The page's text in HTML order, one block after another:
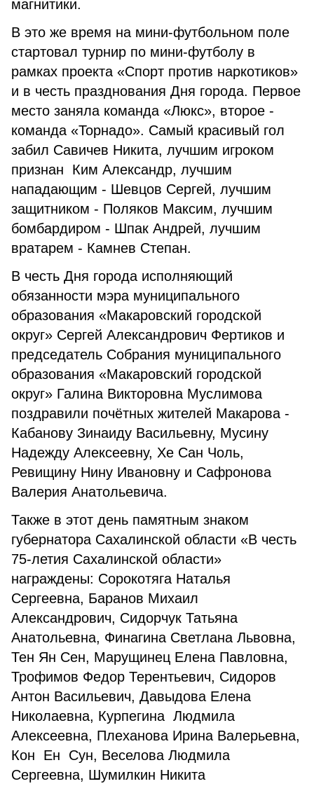
магнитики.
В это же время на мини-футбольном поле
стартовал турнир по мини-футболу в
рамках проекта «Спорт против наркотиков»
и в честь празднования Дня города. Первое
место заняла команда «Люкс», второе -
команда «Торнадо». Самый красивый гол
забил Савичев Никита, лучшим игроком
признан Ким Александр, лучшим
нападающим - Шевцов Сергей, лучшим
защитником - Поляков Максим, лучшим
бомбардиром - Шпак Андрей, лучшим
вратарем - Камнев Степан.
В честь Дня города исполняющий
обязанности мэра муниципального
образования «Макаровский городской
округ» Сергей Александрович Фертиков и
председатель Собрания муниципального
образования «Макаровский городской
округ» Галина Викторовна Муслимова
поздравили почётных жителей Макарова -
Кабанову Зинаиду Васильевну, Мусину
Надежду Алексеевну, Хе Сан Чоль,
Ревищину Нину Ивановну и Сафронова
Валерия Анатольевича.
Также в этот день памятным знаком
губернатора Сахалинской области «В честь
75-летия Сахалинской области»
награждены: Сорокотяга Наталья
Сергеевна, Баранов Михаил
Александрович, Сидорчук Татьяна
Анатольевна, Финагина Светлана Львовна,
Тен Ян Сен, Марущинец Елена Павловна,
Трофимов Федор Терентьевич, Сидоров
Антон Васильевич, Давыдова Елена
Николаевна, Курпегина Людмила
Алексеевна, Плеханова Ирина Валерьевна,
Кон Ен Сун, Веселова Людмила
Сергеевна, Шумилкин Никита